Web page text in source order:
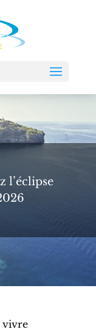
l’éclipse
vivre